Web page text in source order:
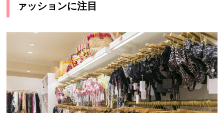
ァッションに注目